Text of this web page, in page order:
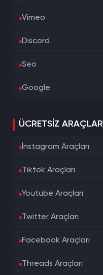
Vimeo
Discord
Seo
Google
ÜCRETSIZ ARAÇLAR
İnstagram Araçları
Tiktok Araçları
Youtube Araçları
Twitter Araçları
Facebook Araçları
Threads Araçları